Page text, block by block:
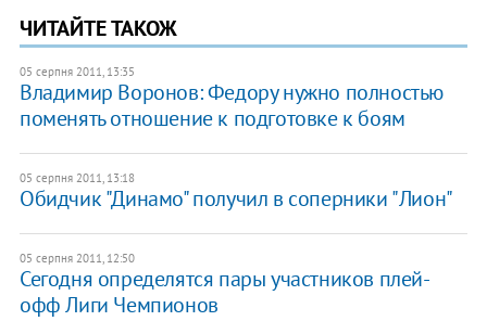
ЧИТАЙТЕ ТАКОЖ
05 серпня 2011, 13:35
Владимир Воронов: Федору нужно полностью
поменять отношение к подготовке к боям
05 серпня 2011, 13:18
Обидчик "Динамо" получил в соперники "Лион"
05 серпня 2011, 12:50
Сегодня определятся пары участников плей-
офф Лиги Чемпионов